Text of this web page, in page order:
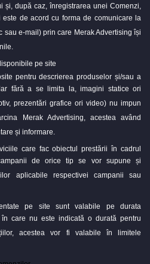
și, după caz, înregistrarea unei Comenzi,
este de acord cu forma de comunicare la
sau e-mail) prin care Merak Advertising își
pe site
pentru descrierea produselor și/sau a
fără a se limita la, imagini statice ori
prezentări grafice ori video) nu impun
Merak Advertising, acestea având
și informare.
care fac obiectul prestării în cadrul
de orice tip se vor supune și
aplicabile respectivei campanii sau
pe site sunt valabile pe durata
care nu este indicată o durată pentru
acestea vor fi valabile în limitele